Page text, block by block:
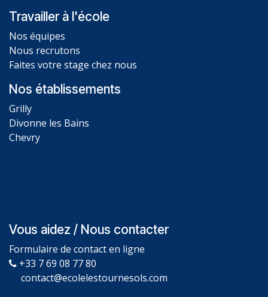
Travailler à l'école
Nos équipes
Nous recrutons
Faites votre stage chez nous
Nos établissements
Grilly
Divonne les Bains
Chevry
Vous aidez / Nous contacter
Formulaire de contact en ligne
+33 7 69 08 77 80
contact@ecolelestournesols.com